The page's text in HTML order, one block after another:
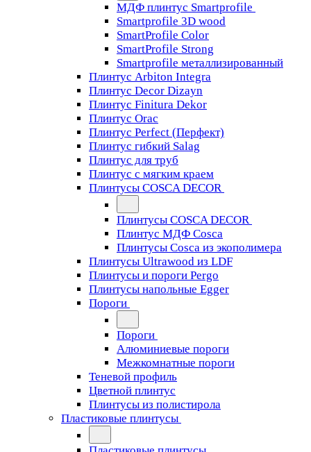
МДФ плинтус Smartprofile
Smartprofile 3D wood
SmartProfile Color
SmartProfile Strong
Smartprofile металлизированный
Плинтус Arbiton Integra
Плинтус Decor Dizayn
Плинтус Finitura Dekor
Плинтус Orac
Плинтус Perfect (Перфект)
Плинтус гибкий Salag
Плинтус для труб
Плинтус с мягким краем
Плинтусы COSCA DECOR
Плинтусы COSCA DECOR
Плинтус МДФ Cosca
Плинтусы Cosca из экополимера
Плинтусы Ultrawood из LDF
Плинтусы и пороги Pergo
Плинтусы напольные Egger
Пороги
Пороги
Алюминиевые пороги
Межкомнатные пороги
Теневой профиль
Цветной плинтус
Плинтусы из полистирола
Пластиковые плинтусы